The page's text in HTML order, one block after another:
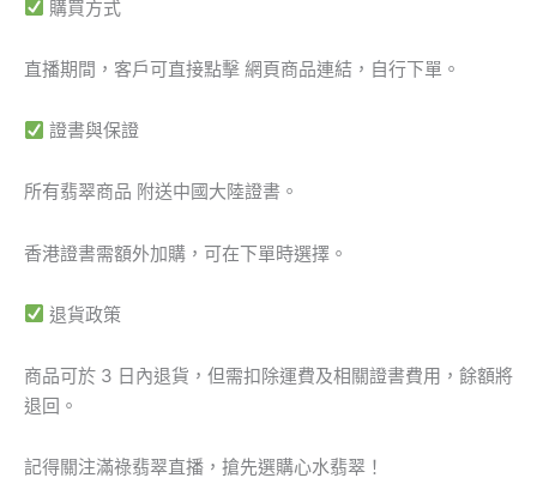
購買方式
直播期間，客戶可直接點擊 網頁商品連結，自行下單。
證書與保證
所有翡翠商品 附送中國大陸證書。
香港證書需額外加購，可在下單時選擇。
退貨政策
商品可於 3 日內退貨，但需扣除運費及相關證書費用，餘額將
退回。
記得關注滿祿翡翠直播，搶先選購心水翡翠！